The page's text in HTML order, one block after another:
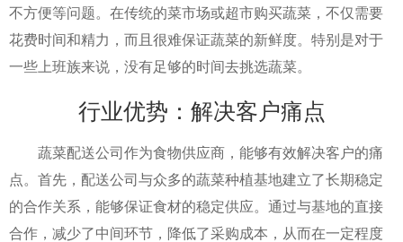
不方便等问题。在传统的菜市场或超市购买蔬菜，不仅需要
花费时间和精力，而且很难保证蔬菜的新鲜度。特别是对于
一些上班族来说，没有足够的时间去挑选蔬菜。
行业优势：解决客户痛点
蔬菜配送公司作为食物供应商，能够有效解决客户的痛
点。首先，配送公司与众多的蔬菜种植基地建立了长期稳定
的合作关系，能够保证食材的稳定供应。通过与基地的直接
合作，减少了中间环节，降低了采购成本，从而在一定程度